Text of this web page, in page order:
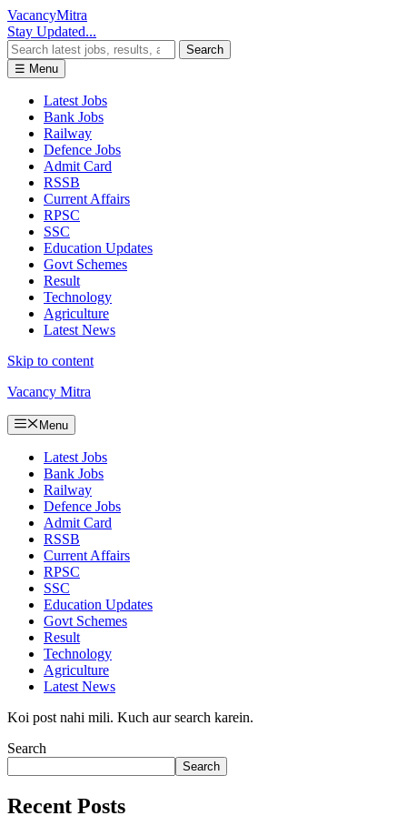
VacancyMitra
Stay Updated...
Search
☰ Menu
Latest Jobs
Bank Jobs
Railway
Defence Jobs
Admit Card
RSSB
Current Affairs
RPSC
SSC
Education Updates
Govt Schemes
Result
Technology
Agriculture
Latest News
Skip to content
Vacancy Mitra
Menu
Latest Jobs
Bank Jobs
Railway
Defence Jobs
Admit Card
RSSB
Current Affairs
RPSC
SSC
Education Updates
Govt Schemes
Result
Technology
Agriculture
Latest News
Koi post nahi mili. Kuch aur search karein.
Search
Search
Recent Posts